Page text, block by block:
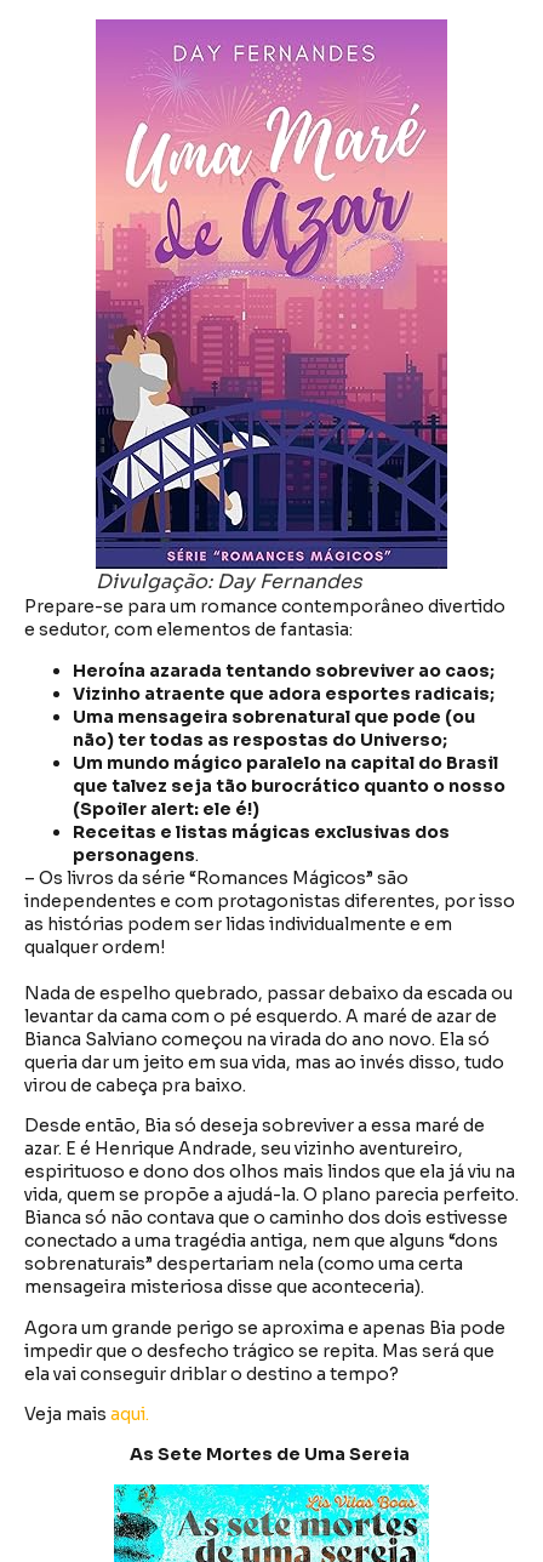
Divulgação: Day Fernandes
Prepare-se para um romance contemporâneo divertido
e sedutor, com elementos de fantasia:
Heroína azarada tentando sobreviver ao caos;
Vizinho atraente que adora esportes radicais;
Uma mensageira sobrenatural que pode (ou
não) ter todas as respostas do Universo;
Um mundo mágico paralelo na capital do Brasil
que talvez seja tão burocrático quanto o nosso
(Spoiler alert: ele é!)
Receitas e listas mágicas exclusivas dos
personagens.
– Os livros da série “Romances Mágicos” são
independentes e com protagonistas diferentes, por isso
as histórias podem ser lidas individualmente e em
qualquer ordem!
Nada de espelho quebrado, passar debaixo da escada ou
levantar da cama com o pé esquerdo. A maré de azar de
Bianca Salviano começou na virada do ano novo. Ela só
queria dar um jeito em sua vida, mas ao invés disso, tudo
virou de cabeça pra baixo.
Desde então, Bia só deseja sobreviver a essa maré de
azar. E é Henrique Andrade, seu vizinho aventureiro,
espirituoso e dono dos olhos mais lindos que ela já viu na
vida, quem se propõe a ajudá-la. O plano parecia perfeito.
Bianca só não contava que o caminho dos dois estivesse
conectado a uma tragédia antiga, nem que alguns “dons
sobrenaturais” despertariam nela (como uma certa
mensageira misteriosa disse que aconteceria).
Agora um grande perigo se aproxima e apenas Bia pode
impedir que o desfecho trágico se repita. Mas será que
ela vai conseguir driblar o destino a tempo?
Veja mais aqui.
As Sete Mortes de Uma Sereia